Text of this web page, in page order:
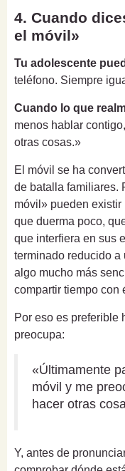
4. Cuando
el móvil»
Tu adolescente
teléfono. Siempre
Cuando lo que
menos hablar
otras cosas.»
El móvil se ha
de batalla familiares.
móvil» pueden
que duerma poco,
que interfiera en sus
terminado reducido a
algo mucho más
compartir tiempo con
Por eso es preferible
preocupa:
«Últimamente
móvil y me
hacer otras
Y, antes de